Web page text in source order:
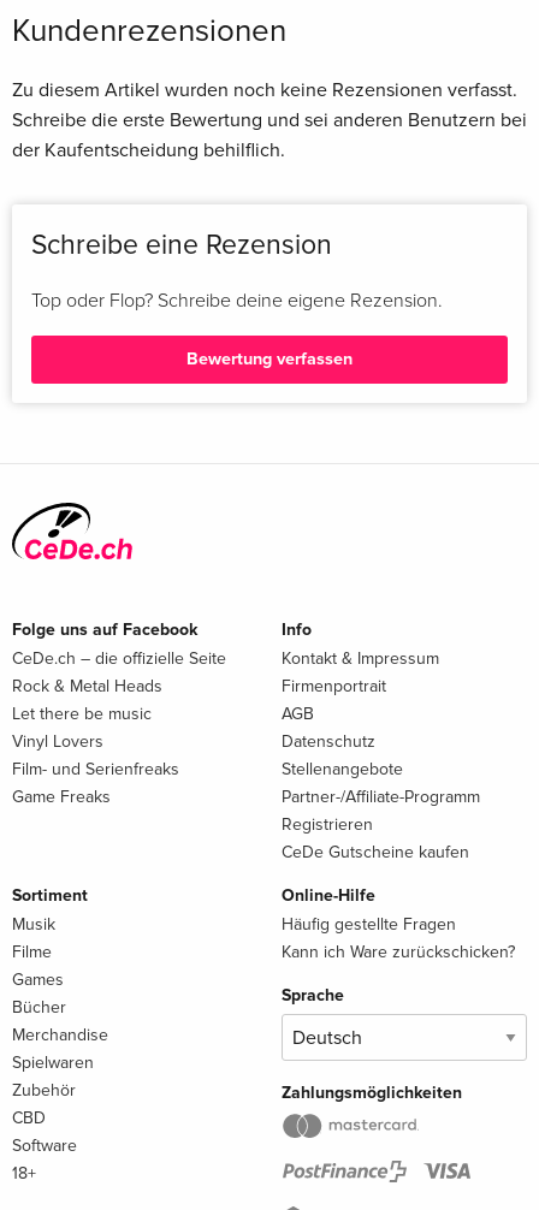
Kundenrezensionen
Zu diesem Artikel wurden noch keine Rezensionen verfasst.
Schreibe die erste Bewertung und sei anderen Benutzern bei
der Kaufentscheidung behilflich.
Schreibe eine Rezension
Top oder Flop? Schreibe deine eigene Rezension.
Bewertung verfassen
Folge uns auf Facebook
CeDe.ch – die offizielle Seite
Rock & Metal Heads
Let there be music
Vinyl Lovers
Film- und Serienfreaks
Game Freaks
Info
Kontakt & Impressum
Firmenportrait
AGB
Datenschutz
Stellenangebote
Partner-/Affiliate-Programm
Registrieren
CeDe Gutscheine kaufen
Sortiment
Musik
Filme
Games
Bücher
Merchandise
Spielwaren
Zubehör
CBD
Software
18+
Online-Hilfe
Häufig gestellte Fragen
Kann ich Ware zurückschicken?
Sprache
Zahlungsmöglichkeiten